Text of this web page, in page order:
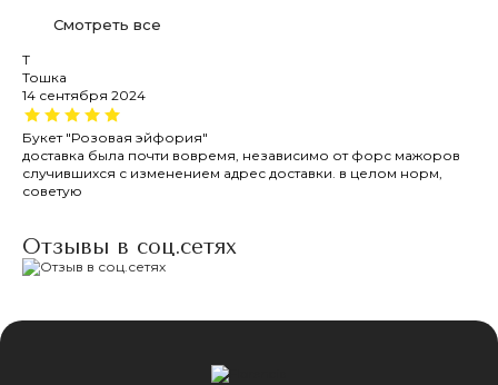
Смотреть все
Т
Тошка
14 сентября 2024
Букет "Розовая эйфория"
доставка была почти вовремя, независимо от форс мажоров
случившихся с изменением адрес доставки. в целом норм,
советую
Отзывы в соц.сетях